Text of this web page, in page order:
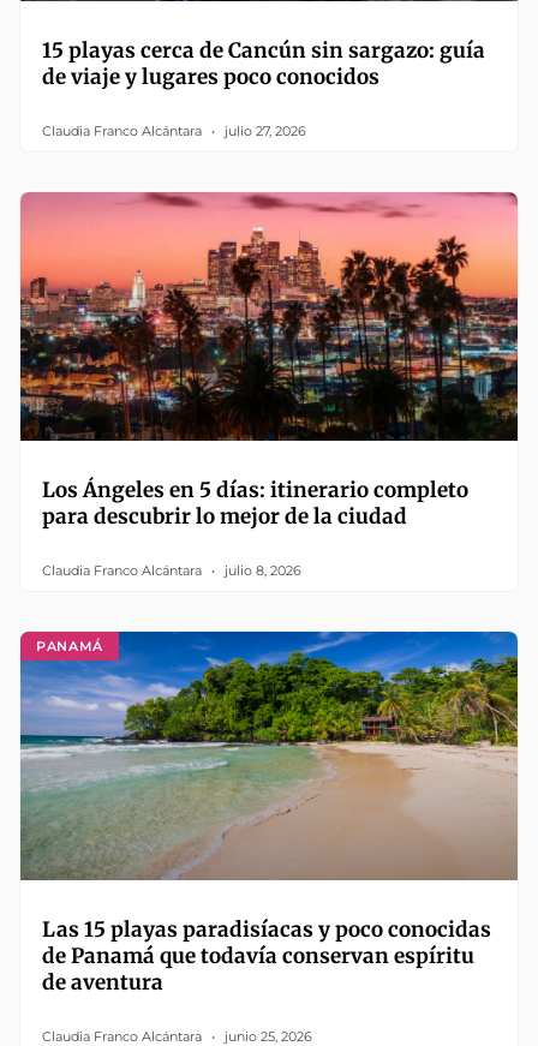
15 playas cerca de Cancún sin sargazo: guía
de viaje y lugares poco conocidos
Claudia Franco Alcántara julio 27, 2026
Los Ángeles en 5 días: itinerario completo
para descubrir lo mejor de la ciudad
Claudia Franco Alcántara julio 8, 2026
PANAMÁ
Las 15 playas paradisíacas y poco conocidas
de Panamá que todavía conservan espíritu
de aventura
Claudia Franco Alcántara junio 25, 2026